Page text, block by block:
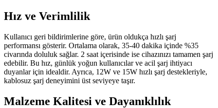
Hız ve Verimlilik
Kullanıcı geri bildirimlerine göre, ürün oldukça hızlı şarj
performansı gösterir. Ortalama olarak, 35-40 dakika içinde %35
civarında doluluk sağlar. 2 saat içerisinde ise cihazınızı tamamen şarj
edebilir. Bu hız, günlük yoğun kullanıcılar ve acil şarj ihtiyacı
duyanlar için idealdir. Ayrıca, 12W ve 15W hızlı şarj destekleriyle,
kablosuz şarj deneyimini üst seviyeye taşır.
Malzeme Kalitesi ve Dayanıklılık